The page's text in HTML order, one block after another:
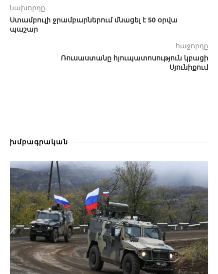
նախորդը
Ստամբուլի ջրամբարներում մնացել է 50 օրվա
պաշար
հաջորդը
Ռուսաստանը հյուպատոսություն կբացի
Սյունիքում
խմբագրական